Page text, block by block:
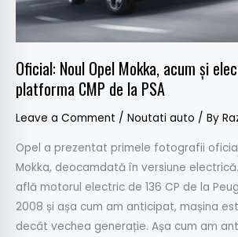
Oficial: Noul Opel Mokka, acum și
platforma CMP de la PSA
Leave a Comment / Noutati auto / By
Opel a prezentat primele fotografii
Mokka, deocamdată în versiune
află motorul electric de 136 CP de la
2008 și așa cum am anticipat, mașina
decât vechea generație. Așa cum am
pe
platforma
CMP
de
la